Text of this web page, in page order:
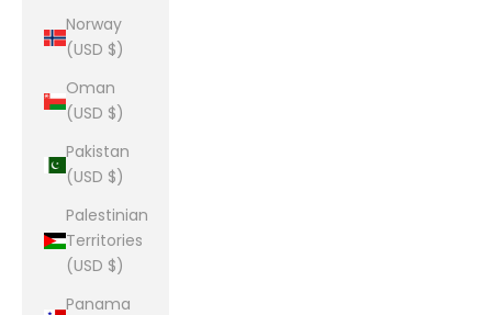
Norway
(USD $)
Oman
(USD $)
Pakistan
(USD $)
Palestinian
Territories
(USD $)
Panama